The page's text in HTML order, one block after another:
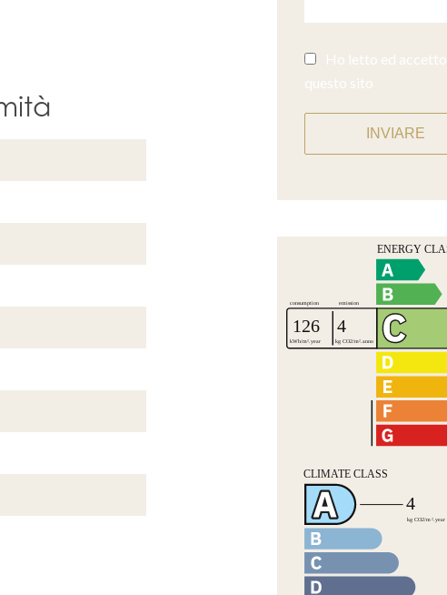
Ho letto ed accetto
questo sito
INVIARE